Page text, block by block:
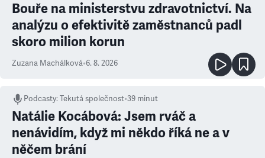
Bouře na ministerstvu zdravotnictví. Na
analýzu o efektivitě zaměstnanců padl
skoro milion korun
Zuzana Machálková•6. 8. 2026
Podcasty:Tekutá společnost•39 minut
Natálie Kocábová: Jsem rváč a
nenávidím, když mi někdo říká ne a v
něčem brání